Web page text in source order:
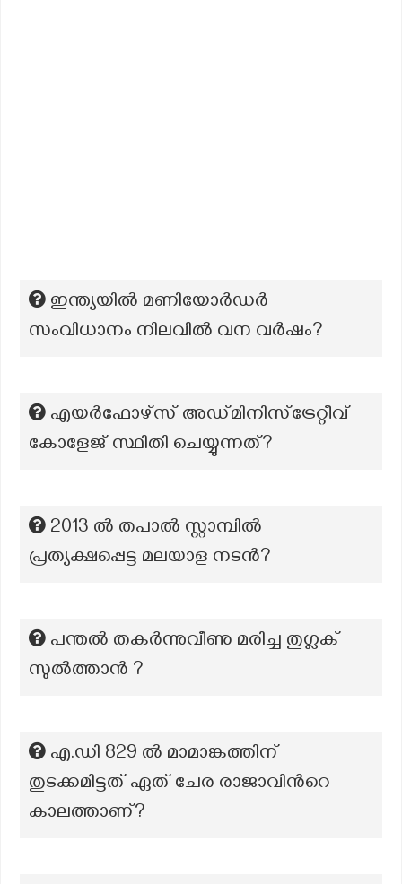
ഇന്ത്യയിൽ മണിയോർഡർ
സംവിധാനം നിലവിൽ വന വർഷം?
എയർഫോഴ്സ് അഡ്മിനിസ്ട്രേറ്റീവ്
കോളേജ് സ്ഥിതി ചെയ്യുന്നത്?
2013 ൽ തപാൽ സ്റ്റാമ്പിൽ
പ്രത്യക്ഷപ്പെട്ട മലയാള നടൻ?
പന്തൽ തകർന്നുവീണു മരിച്ച തുഗ്ലക്
സുൽത്താൻ ?
എ.ഡി 829 ൽ മാമാങ്കത്തിന്
തുടക്കമിട്ടത് ഏത് ചേര രാജാവിന്‍റെ
കാലത്താണ്?